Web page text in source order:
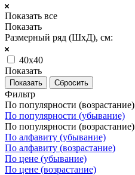
Показать все
Показать
Размерный ряд (ШхД), см:
40x40
Показать
Сбросить
Фильтр
По популярности (возрастание)
По популярности (убывание)
По популярности (возрастание)
По алфавиту (убывание)
По алфавиту (возрастание)
По цене (убывание)
По цене (возрастание)